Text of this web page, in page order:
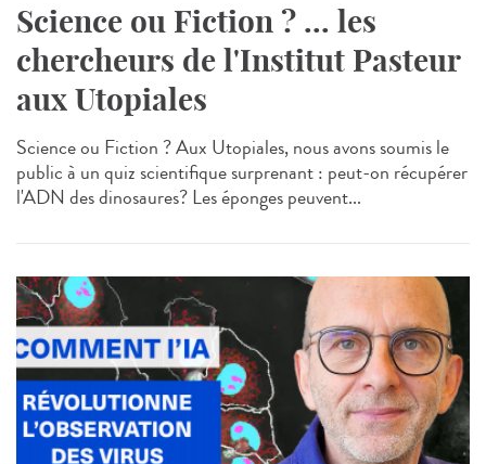
Science ou Fiction ? ... les
chercheurs de l'Institut Pasteur
aux Utopiales
Science ou Fiction ? Aux Utopiales, nous avons soumis le
public à un quiz scientifique surprenant : peut-on récupérer
l'ADN des dinosaures? Les éponges peuvent...